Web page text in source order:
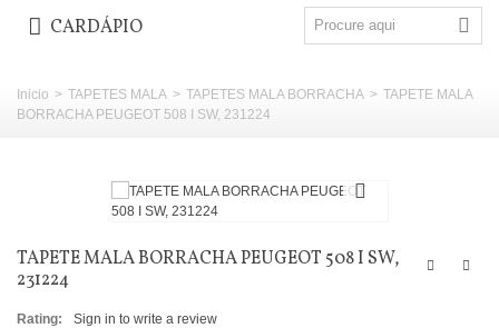
CARDÁPIO
Inicio > TAPETES MALA > TAPETES MALA BORRACHA > TAPETE MALA
BORRACHA PEUGEOT 508 I SW, 231224
TAPETE MALA BORRACHA PEUGEOT 508 I SW,
231224
Rating:
Sign in to write a review